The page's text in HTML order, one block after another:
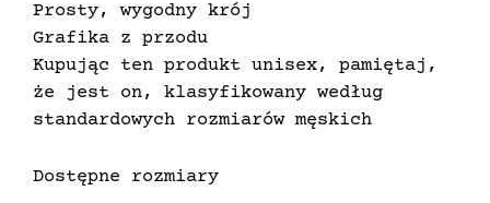
Prosty, wygodny krój
Grafika z przodu
Kupując ten produkt unisex, pamiętaj,
że jest on, klasyfikowany według
standardowych rozmiarów męskich
Dostępne rozmiary